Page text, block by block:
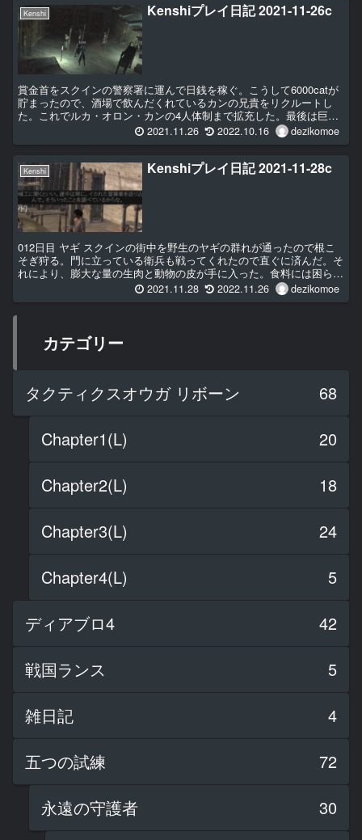
Kenshi Kenshiプレイ日記 2021-11-26c
賞金首をスクインの警察署に運んで日銭を稼ぐ。こうして6000catが
貯まったので、酒場で飲んだくれているカンの兄貴をリクルートし
た。これでルカ・オロン・カンの4人体制まで拡充した。最後は巨躯
のレーンの姉御をスカウトしよう。
2021.11.26 2022.10.16 dezikomoe
Kenshi Kenshiプレイ日記 2021-11-28c
012日目 ヤギ スクインの街中を野生のヤギの群れが通ったので根こ
そぎ狩る。門に立っている衛兵も戦ってくれたので直ぐに済んだ。そ
れにより、膨大な量の生肉と動物の皮が手に入った。食料には困らな
くなりそうだ。 なめし革が...2021.11.28 2022.11.26 dezikomoe
カテゴリー
タクティクスオウガ リボーン
68
Chapter1(L)
20
Chapter2(L)
18
Chapter3(L)
24
Chapter4(L)
5
ディアブロ4
42
戦国ランス
5
雑日記
4
五つの試練
72
永遠の守護者
30